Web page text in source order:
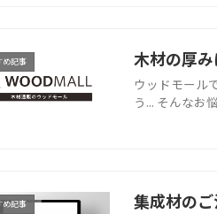
め記事 木材の厚
ウッドモール
う... そんなお
め記事 集成材の